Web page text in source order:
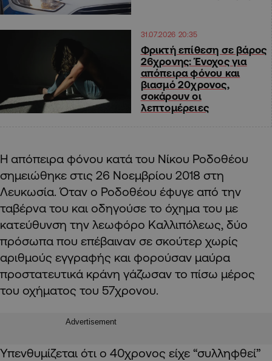
31.07.2026 20:35
Φρικτή επίθεση σε βάρος
26χρονης: Ένοχος για
απόπειρα φόνου και
βιασμό 20χρονος,
σοκάρουν οι
λεπτομέρειες
Η απόπειρα φόνου κατά του Νίκου Ροδοθέου
σημειώθηκε στις 26 Νοεμβρίου 2018 στη
Λευκωσία. Όταν ο Ροδοθέου έφυγε από την
ταβέρνα του και οδηγούσε το όχημα του με
κατεύθυνση την λεωφόρο Καλλιπόλεως, δύο
πρόσωπα που επέβαιναν σε σκούτερ χωρίς
αριθμούς εγγραφής και φορούσαν μαύρα
προστατευτικά κράνη γάζωσαν το πίσω μέρος
του οχήματος του 57χρονου.
Advertisement
Υπενθυμίζεται ότι ο 40χρονος είχε “συλληφθεί”